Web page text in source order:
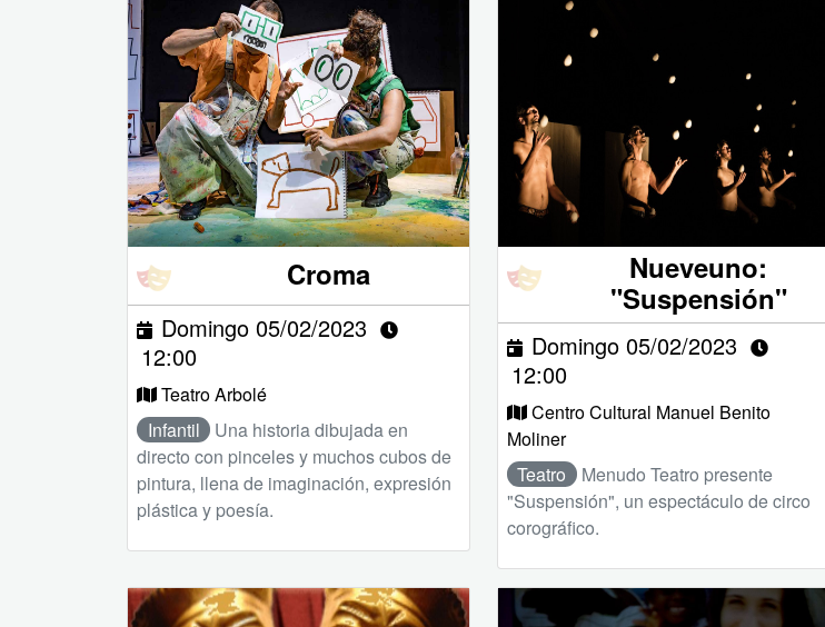
Croma
Domingo 05/02/2023
12:00
Teatro Arbolé
Infantil
Una historia dibujada en
directo con pinceles y muchos cubos de
pintura, llena de imaginación, expresión
plástica y poesía.
Nueveuno:
"Suspensión"
Domingo 05/02/2023
12:00
Centro Cultural Manuel Benito
Moliner
Teatro
Menudo Teatro presente
"Suspensión", un espectáculo de circo
corográfico.